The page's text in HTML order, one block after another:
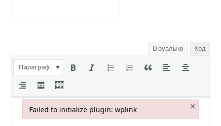
Візуально Код
Параграф
Failed to initialize plugin: wplink ×
Failed to initialize plugin: wplink